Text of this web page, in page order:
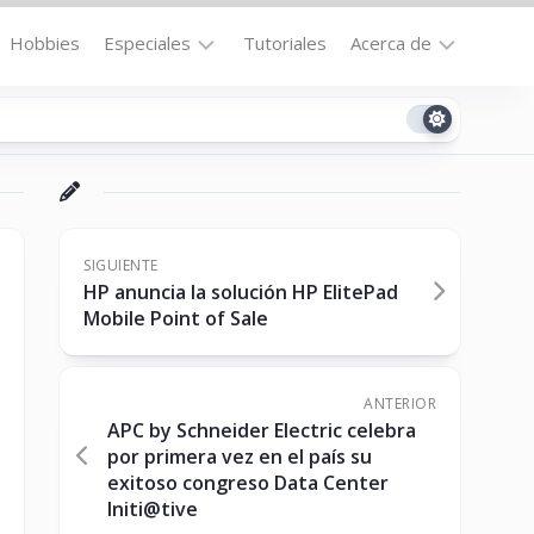
Hobbies Especiales
la
Destacados
Downloads
No-
Tutoriales Acerca de
Contacto
Cookie
(US)
SIGUIENTE
HP anuncia la solución HP ElitePad
Mobile Point of Sale
ANTERIOR
APC by Schneider Electric celebra
por primera vez en el país su
exitoso congreso Data Center
Initi@tive